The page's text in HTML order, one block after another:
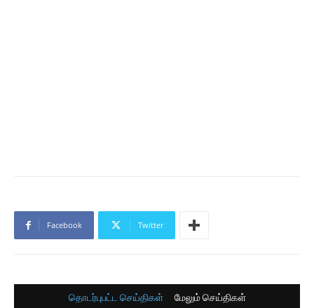
Facebook Twitter
தொடர்புபட்ட செய்திகள் மேலும் செய்திகள்